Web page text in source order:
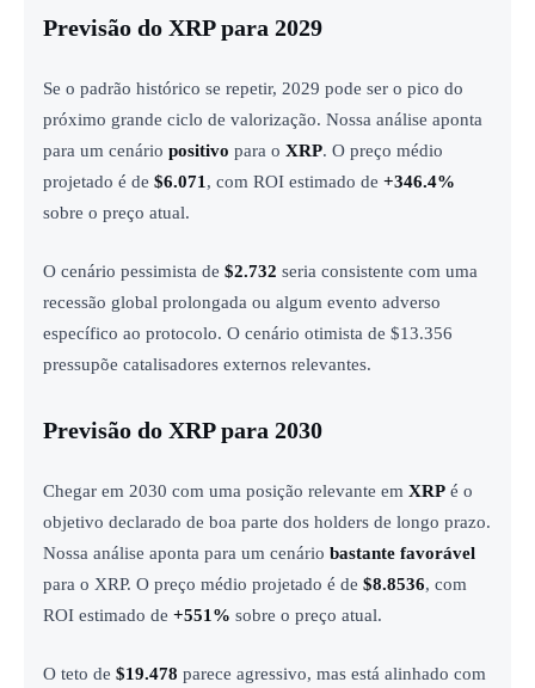
Previsão do XRP para 2029
Se o padrão histórico se repetir, 2029 pode ser o pico do
próximo grande ciclo de valorização. Nossa análise aponta
para um cenário positivo para o XRP. O preço médio
projetado é de $6.071 , com ROI estimado de +346.4%
sobre o preço atual.
O cenário pessimista de $2.732 seria consistente com uma
recessão global prolongada ou algum evento adverso
específico ao protocolo. O cenário otimista de $13.356
pressupõe catalisadores externos relevantes.
Previsão do XRP para 2030
Chegar em 2030 com uma posição relevante em XRP é o
objetivo declarado de boa parte dos holders de longo prazo.
Nossa análise aponta para um cenário bastante favorável
para o XRP. O preço médio projetado é de $8.8536, com
ROI estimado de +551% sobre o preço atual.
O teto de $19.478 parece agressivo, mas está alinhado com